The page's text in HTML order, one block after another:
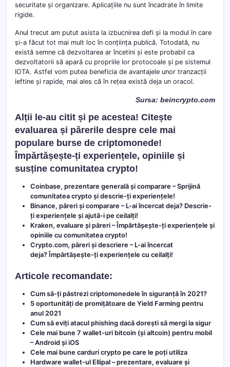
securitate și organizare. Aplicațiile nu sunt încadrate în limite
rigide.
Anul trecut am putut asista la izbucnirea defi și la modul în care
și-a făcut tot mai mult loc în conțiința publică. Totodată, nu
există semne că dezvoltarea ar încetini și este probabil ca
dezvoltatorii să apară cu propriile lor protocoale și pe sistemul
IOTA. Astfel vom putea beneficia de avantajele unor tranzacții
ieftine și rapide, mai ales că în rețea există deja un oracol.
Sursa: beincrypto.com
Alții le-au citit și pe acestea! Citește
evaluarea și părerile despre cele mai
populare burse de criptomonede!
Împărtășește-ți experiențele, opiniile și
susține comunitatea crypto!
Coinbase, prezentare generală și comparare – Sprijină
comunitatea crypto și descrie-ți experiențele!
Binance, păreri și comparare – L-ai încercat deja? Descrie-
ți experiențele și ajută-i pe ceilalți!
Kraken, evaluare și păreri – Împărtășește-ți experiențele și
opiniile cu comunitatea crypto!
Crypto.com, păreri și descriere – L-ai încercat
deja? Împărtășește-ți experiențele cu ceilalți!
Articole recomandate:
Cum să-ți păstrezi criptomonedele în siguranță în 2021?
5 oportunități de promițătoare de Yield Farming pentru
anul 2021
Cum să eviți atacul phishing dacă dorești să mergi la sigur
Cele mai bune 7 wallet-uri bitcoin (și altcoin) pentru mobil
– Android și iOS
Cele mai bune carduri crypto pe care le poți utiliza
Hardware wallet-ul Ellipal – prezentare, evaluare și